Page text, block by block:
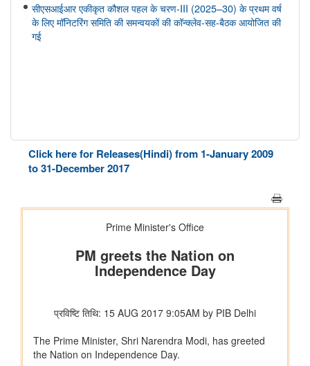
सीएसआईआर एकीकृत कौशल पहल के चरण-III (2025–30) के प्रथम वर्ष
के लिए मॉनिटरिंग समिति की समन्वयकों की कॉन्क्लेव-सह-बैठक आयोजित की
गई
Click here for Releases(Hindi) from 1-January 2009
to 31-December 2017